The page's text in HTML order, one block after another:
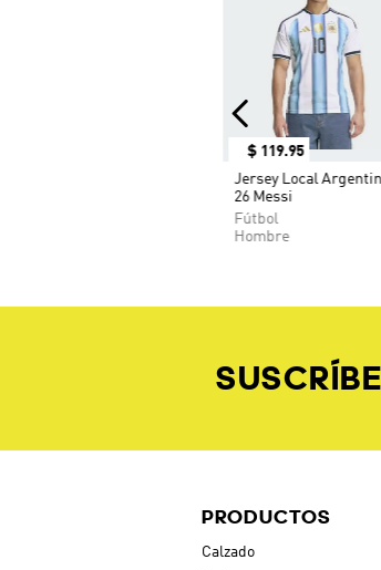
$ 119.95
Jersey Local
26 Messi
Fútbol
Hombre
PRODUCTOS
Calzado